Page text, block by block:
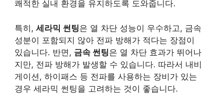
쾌적한 실내 환경을 유지하도록 도와줍니다.
특히, 세라믹 썬팅은 열 차단 성능이 우수하고, 금속
성분이 포함되지 않아 전파 방해가 적다는 장점이
있습니다. 반면, 금속 썬팅은 열 차단 효과가 뛰어나
지만, 전파 방해가 발생할 수 있습니다. 따라서 내비
게이션, 하이패스 등 전파를 사용하는 장비가 있는
경우 세라믹 썬팅을 고려하는 것이 좋습니다.